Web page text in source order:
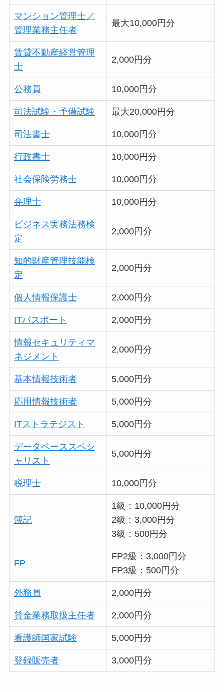
マンション管理士／
管理業務主任者
最大10,000円分
賃貸不動産経営管理
士
2,000円分
公務員 10,000円分
司法試験・予備試験 最大20,000円分
司法書士 10,000円分
行政書士 10,000円分
社会保険労務士 10,000円分
弁理士 10,000円分
ビジネス実務法務検
定
2,000円分
知的財産管理技能検
定
2,000円分
個人情報保護士 2,000円分
ITパスポート 2,000円分
情報セキュリティマ
ネジメント
2,000円分
基本情報技術者 5,000円分
応用情報技術者 5,000円分
ITストラテジスト 5,000円分
データベーススペシ
ャリスト
5,000円分
税理士 10,000円分
簿記
1級：10,000円分
2級：3,000円分
3級：500円分
FP
FP2級：3,000円分
FP3級：500円分
外務員 2,000円分
貸金業務取扱主任者 2,000円分
看護師国家試験 5,000円分
登録販売者 3,000円分